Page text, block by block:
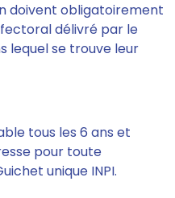
doivent obligatoirement
délivré par le
lequel se trouve leur
tous les 6 ans et
pour toute
unique INPI.